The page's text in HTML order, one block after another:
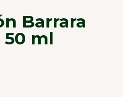
Barrara
ml